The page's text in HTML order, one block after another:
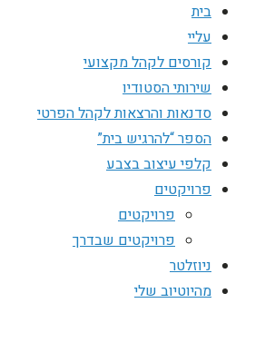
בית
עליי
קורסים לקהל מקצועי
שירותי הסטודיו
סדנאות והרצאות לקהל הפרטי
הספר “להרגיש בית”
קלפי עיצוב בצבע
פרויקטים
פרויקטים
פרויקטים שבדרך
ניוזלטר
מהיוטיוב שלי